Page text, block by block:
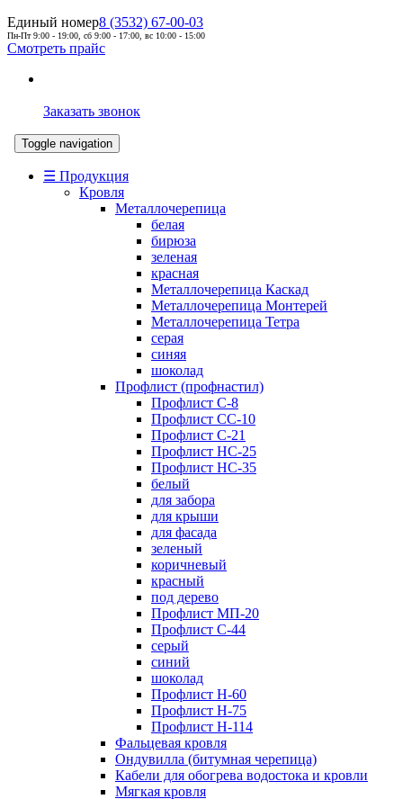
Единый номер8 (3532) 67-00-03
Пн-Пт 9:00 - 19:00, сб 9:00 - 17:00, вс 10:00 - 15:00
Смотреть прайс
Заказать звонок
Toggle navigation
☰ Продукция
Кровля
Металлочерепица
белая
бирюза
зеленая
красная
Металлочерепица Каскад
Металлочерепица Монтерей
Металлочерепица Тетра
серая
синяя
шоколад
Профлист (профнастил)
Профлист С-8
Профлист СС-10
Профлист C-21
Профлист НС-25
Профлист НС-35
белый
для забора
для крыши
для фасада
зеленый
коричневый
красный
под дерево
Профлист МП-20
Профлист С-44
серый
синий
шоколад
Профлист Н-60
Профлист Н-75
Профлист H-114
Фальцевая кровля
Ондувилла (битумная черепица)
Кабели для обогрева водостока и кровли
Мягкая кровля